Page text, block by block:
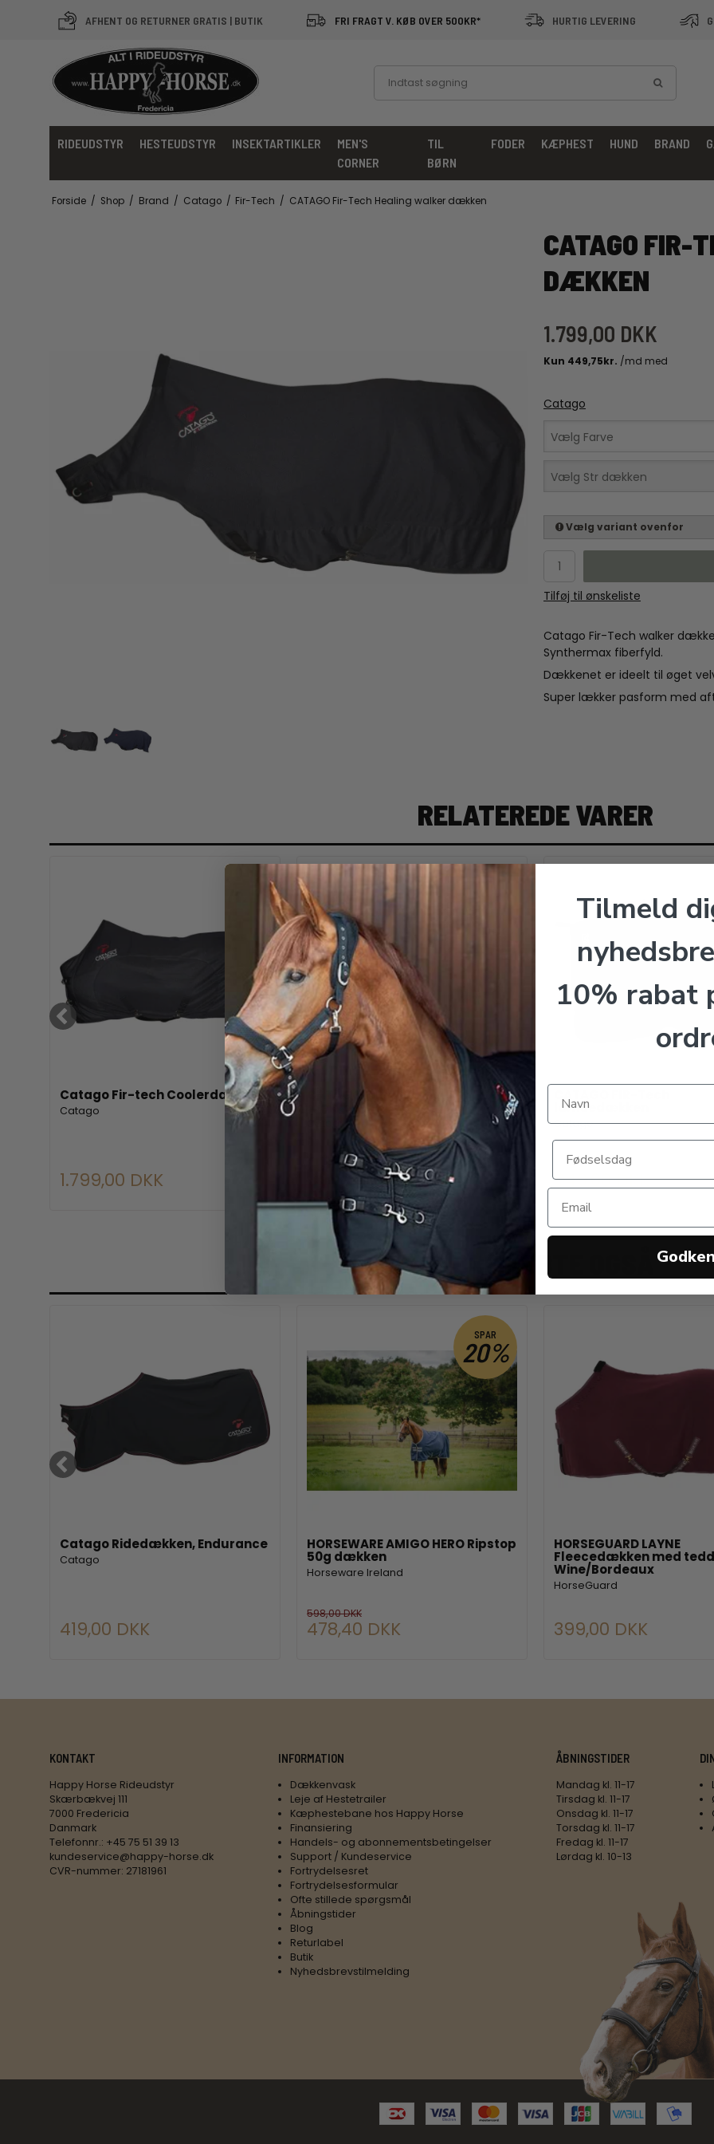
AFHENT OG RETURNER GRATIS | BUTIK FRI FRAGT V. KØB OVER 500KR* HURTIG LEVERING
RIDEUDSTYR HESTEUDSTYR INSEKTARTIKLER
MEN'S
CORNER
TIL
BØRN
FODER KÆPHEST HUND BRAND
Forside / Shop / Brand / Catago / Fir-Tech / CATAGO Fir-Tech Healing walker dækken
CATAGO FIR-
DÆKKEN
1.799,00 DKK
Catago
Vælg Farve
Vælg Str dækken
Vælg variant ovenfor
Tilføj til ønskeliste
Catago Fir-Tech walker
Synthermax fiberfyld.
Dækkenet er ideelt til øget
Super lækker pasform med
RELATEREDE VARER
Catago Fir-tech Coolerdækken
Catago
1.799,00 DKK
CATAGO FIR-Tech hals til
dækken
899,00 DKK
lændedækken
Catago
949,00 DKK
ANDRE KØBTE OGSÅ
Catago Ridedækken, Endurance
Catago
419,00 DKK
SPAR
20%
HORSEWARE AMIGO HERO Ripstop
50g dækken
Horseware Ireland
598,00 DKK
478,40 DKK
HORSEGUARD LAYNE
Fleecedækken med
Wine/Bordeaux
HorseGuard
399,00 DKK
KONTAKT
Happy Horse Rideudstyr
Skærbækvej 111
7000 Fredericia
Danmark
Telefonnr.: +45 75 51 39 13
kundeservice@happy-horse.dk
CVR-nummer: 27181961
INFORMATION
Dækkenvask
Leje af Hestetrailer
Kæphestebane hos Happy Horse
Finansiering
Handels- og abonnementsbetingelser
Support / Kundeservice
Fortrydelsesret
Fortrydelsesformular
Ofte stillede spørgsmål
Åbningstider
Blog
Returlabel
Butik
Nyhedsbrevstilmelding
ÅBNINGSTIDER
Mandag kl. 11-17
Tirsdag kl. 11-17
Onsdag kl. 11-17
Torsdag kl. 11-17
Fredag kl. 11-17
Lørdag kl. 10-13
Tilmeld
10% rabat